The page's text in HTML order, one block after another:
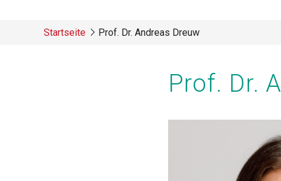
Startseite Prof. Dr. Andreas Dreuw
Prof. Dr.